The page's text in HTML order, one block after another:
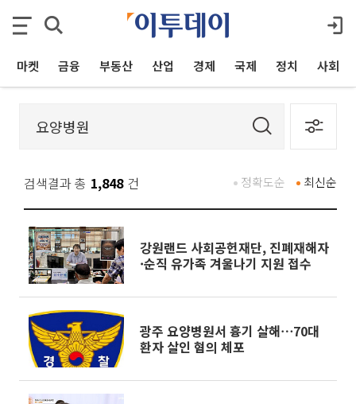
마켓 금융 부동산 산업 경제 국제 정치 사회
검색결과 총 1,848 건 최신순
정확도순
강원랜드 사회공헌재단, 진폐재해자
·순직 유가족 겨울나기 지원 접수
광주 요양병원서 흉기 살해⋯70대
환자 살인 혐의 체포